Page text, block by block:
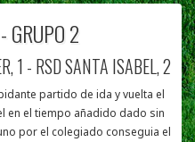
GRUPO 2
1 - RSD SANTA ISABEL, 2
partido de ida y vuelta el
en el tiempo añadido dado sin
por el colegiado conseguia el